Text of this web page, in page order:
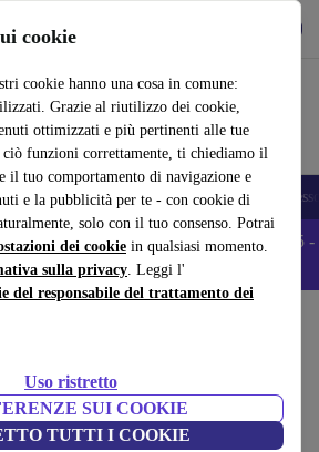
cookie
cookie hanno una cosa in comune:
Grazie al riutilizzo dei cookie,
ottimizzati e più pertinenti alle tue
ciò funzioni correttamente, ti chiediamo il
il tuo comportamento di navigazione e
e la pubblicità per te - con cookie di
solo con il tuo consenso. Potrai
dei cookie in qualsiasi momento.
sulla privacy. Leggi l'
del responsabile del trattamento dei
Uso ristretto
SUI COOKIE
TUTTI I COOKIE
e semplice
Portatili Tablet Smartwatch
Android - Codice: ANDROID5 -
per letto